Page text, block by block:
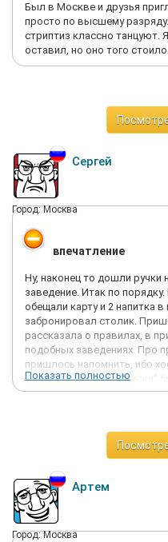
Был в Москве и друзья
просто по высшему
стриптиз классно танцуют.
оставил, но оно того
Сергей
Город: Москва
впечатление
Ну, наконец то дошли ручки
заведение. Итак по
обещали карту и 2 напитка
забронировал столик.
рассказала о правилах, в
подобных заведениях. Про
пришлось напомнить, ибо
виски - запах этого "виски"
желание вкусить его. Взял
последствии пожалел.
Остальные, из далека на
абсолютно не гибкими в
рта был просто
старались, но ничего даже
какой-то потасканности,
На мой вопрос, что с ними,
кажется, что-то замывают
Показать полностью
Артем
Город: Москва